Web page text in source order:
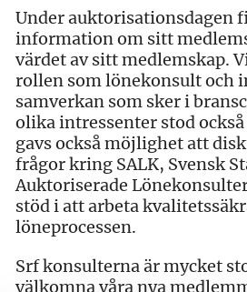
Under auktorisationsdagen
information om sitt
värdet av sitt medlemskap.
rollen som lönekonsult och
samverkan som sker i
olika intressenter stod också
gavs också möjlighet att
frågor kring SALK, Svensk
Auktoriserade
stöd i att arbeta
löneprocessen.
Srf konsulterna är mycket
välkomna våra nya